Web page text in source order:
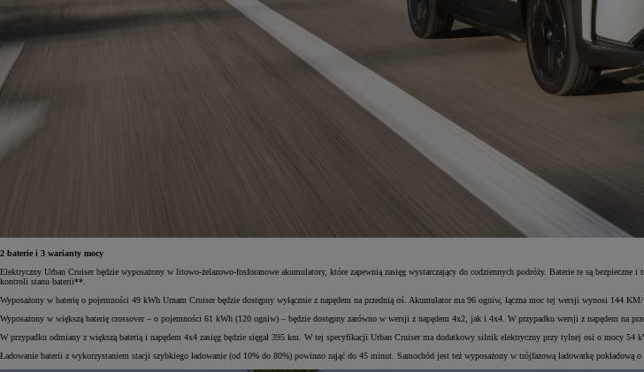
2 baterie i 3 warianty mocy
Elektryczny Urban Cruiser będzie wyposażony w litowo-żelazowo-fosforanowe akumulatory, które zapewnią zasięg wystarczający do codziennych podróży. Baterie te są
kontroli stanu baterii**.
Wyposażony w baterię o pojemności 49 kWh Urnam Cruiser będzie dostępny wyłącznie z napędem na przednią oś. Akumulator ma 96 ogniw, łączna moc tej wersji wynosi 144
Wyposażony w większą baterię crossover – o pojemności 61 kWh (120 ogniw) – będzie dostępny zarówno w wersji z napędem 4x2, jak i 4x4. W przypadku wersji z napędem
W przypadku odmiany z większą baterią i napędem 4x4 zasięg będzie sięgał 395 km. W tej specyfikacji Urban Cruiser ma dodatkowy silnik elektryczny przy tylnej osi o mocy
Ładowanie baterii z wykorzystaniem stacji szybkiego ładowanie (od 10% do 80%) powinno zająć do 45 minut. Samochód jest też wyposażony w trójfazową ładowarkę